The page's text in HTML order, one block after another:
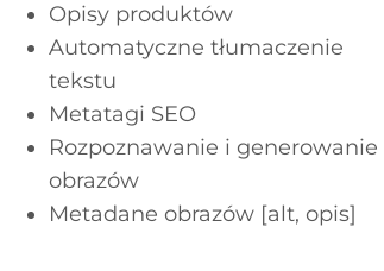
Opisy produktów
Automatyczne tłumaczenie
tekstu
Metatagi SEO
Rozpoznawanie i generowanie
obrazów
Metadane obrazów [alt, opis]